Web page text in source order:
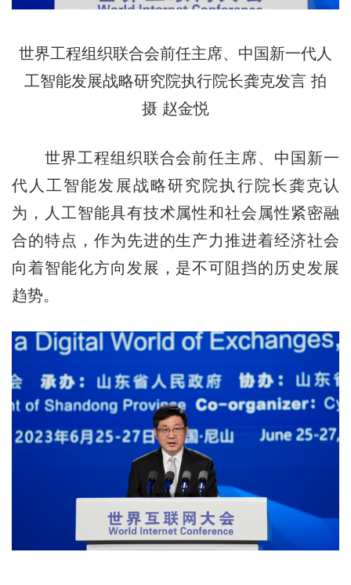
世界工程组织联合会前任主席、中国新一代人
工智能发展战略研究院执行院长龚克发言 拍
摄 赵金悦
世界工程组织联合会前任主席、中国新一
代人工智能发展战略研究院执行院长龚克认
为，人工智能具有技术属性和社会属性紧密融
合的特点，作为先进的生产力推进着经济社会
向着智能化方向发展，是不可阻挡的历史发展
趋势。